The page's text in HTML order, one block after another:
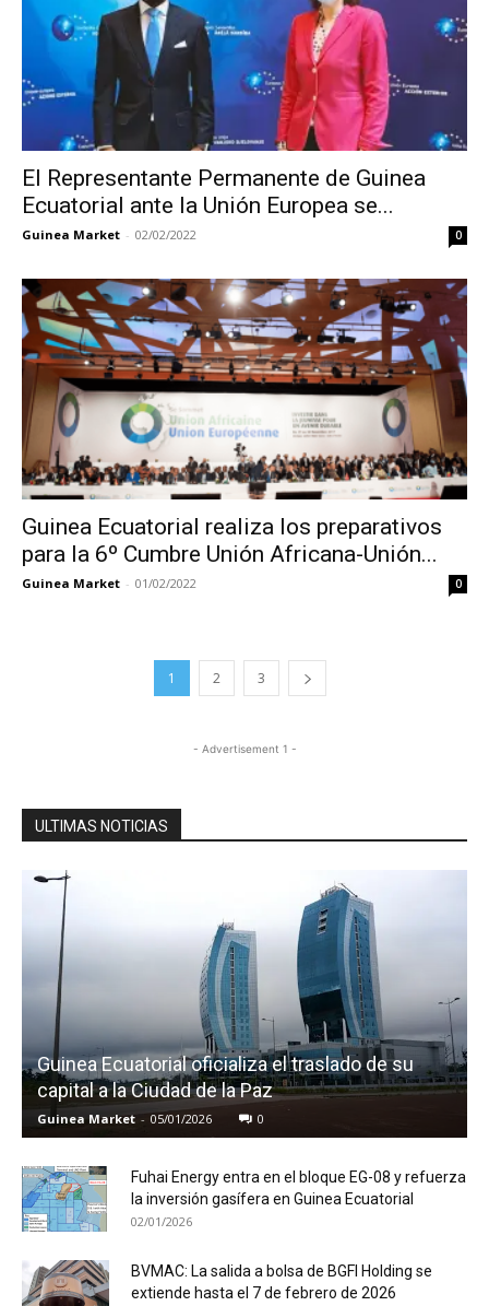
El Representante Permanente de Guinea
Ecuatorial ante la Unión Europea se...
Guinea Market - 02/02/2022 0
Guinea Ecuatorial realiza los preparativos
para la 6º Cumbre Unión Africana-Unión...
Guinea Market - 01/02/2022 0
1 2 3
- Advertisement 1 -
ULTIMAS NOTICIAS
Guinea Ecuatorial oficializa el traslado de su
capital a la Ciudad de la Paz
Guinea Market - 05/01/2026 0
Fuhai Energy entra en el bloque EG-08 y refuerza
la inversión gasífera en Guinea Ecuatorial
02/01/2026
BVMAC: La salida a bolsa de BGFI Holding se
extiende hasta el 7 de febrero de 2026